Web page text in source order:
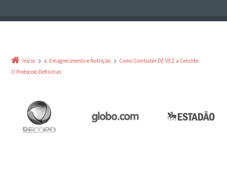
Início a. Emagrecimento e Nutrição
Como Combater DE VEZ a Celulite:
O Protocolo Definitivo.